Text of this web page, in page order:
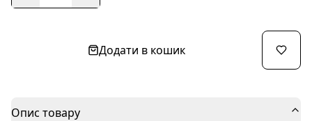
Додати в кошик
Опис товару